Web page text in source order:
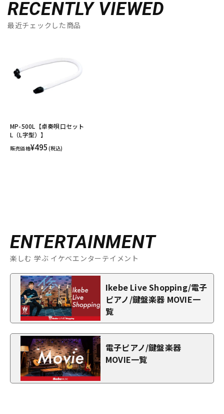
RECENTLY VIEWED
最近チェックした商品
MP-500L【卓奏唄口セット
L（L字型）】
販売価格¥495 (税込)
ENTERTAINMENT
楽しむ 学ぶ イケベエンターテイメント
Ikebe Live Shopping/電子
ピアノ/鍵盤楽器 MOVIE一
覧
電子ピアノ/鍵盤楽器
MOVIE一覧